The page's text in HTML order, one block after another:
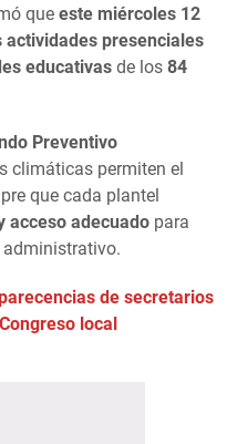
que este miércoles 12
presenciales
educativas de los 84
Preventivo
climáticas permiten el
que cada plantel
acceso adecuado para
administrativo.
de secretarios
local